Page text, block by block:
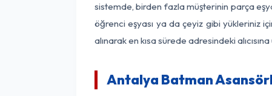
sistemde, birden fazla müşterinin parça
öğrenci eşyası ya da çeyiz gibi yükleriniz
alınarak en kısa sürede adresindeki
Antalya Batman